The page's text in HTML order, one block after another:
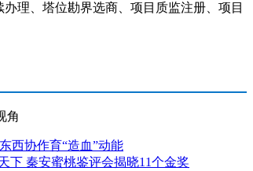
理、塔位勘界选商、项目质监注册、项目
角
西协作育“造血”动能
下 秦安蜜桃鉴评会揭晓11个金奖